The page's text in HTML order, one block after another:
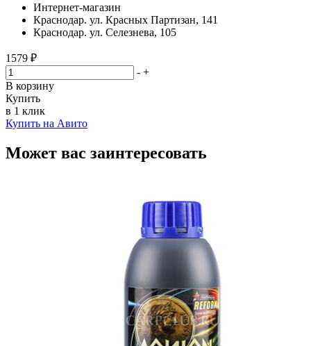
Интернет-магазин
Краснодар. ул. Красных Партизан, 141
Краснодар. ул. Селезнева, 105
1579 ₽
- +
В корзину
Купить
в 1 клик
Купить на Авито
Может вас заинтересовать